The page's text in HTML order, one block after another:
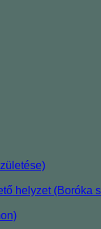
helyzet (Boróka